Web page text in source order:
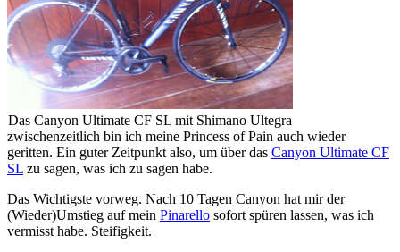
Das Canyon Ultimate CF SL mit Shimano Ultegra
zwischenzeitlich bin ich meine Princess of Pain auch wieder
geritten. Ein guter Zeitpunkt also, um über das Canyon Ultimate CF
SL zu sagen, was ich zu sagen habe.
Das Wichtigste vorweg. Nach 10 Tagen Canyon hat mir der
(Wieder)Umstieg auf mein Pinarello sofort spüren lassen, was ich
vermisst habe. Steifigkeit.